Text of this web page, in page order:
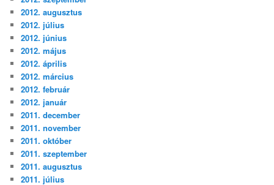
2012. augusztus
2012. július
2012. június
2012. május
2012. április
2012. március
2012. február
2012. január
2011. december
2011. november
2011. október
2011. szeptember
2011. augusztus
2011. július